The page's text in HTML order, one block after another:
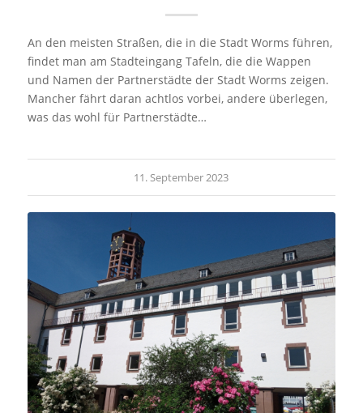
An den meisten Straßen, die in die Stadt Worms führen,
findet man am Stadteingang Tafeln, die die Wappen
und Namen der Partnerstädte der Stadt Worms zeigen.
Mancher fährt daran achtlos vorbei, andere überlegen,
was das wohl für Partnerstädte…
11. September 2023